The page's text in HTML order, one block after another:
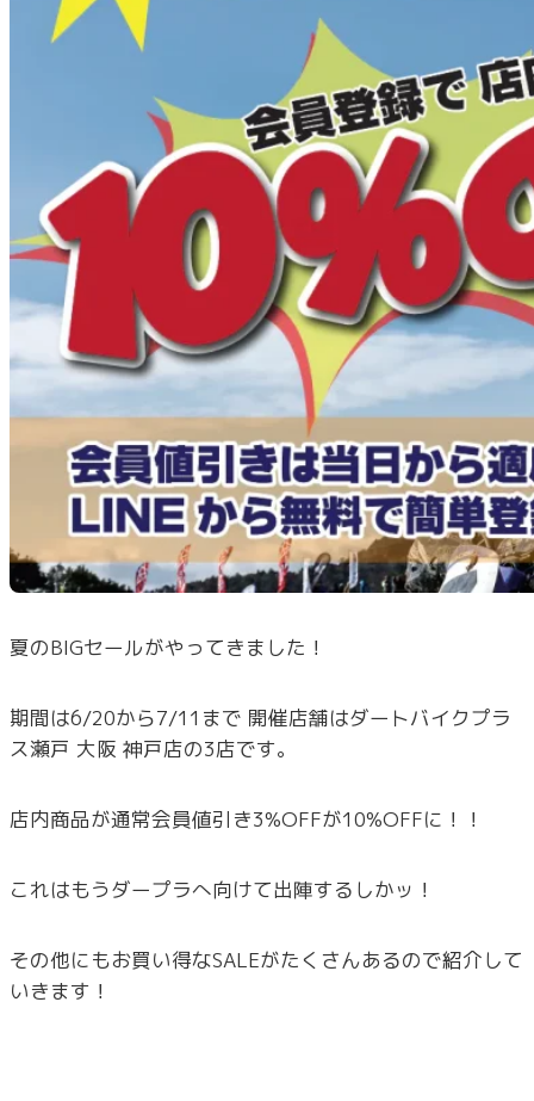
夏のBIGセールがやってきました！
期間は6/20から7/11まで 開催店舗はダートバイクプラ
ス瀬戸 大阪 神戸店の3店です。
店内商品が通常会員値引き3%OFFが10%OFFに！！
これはもうダープラへ向けて出陣するしかッ！
その他にもお買い得なSALEがたくさんあるので紹介して
いきます！